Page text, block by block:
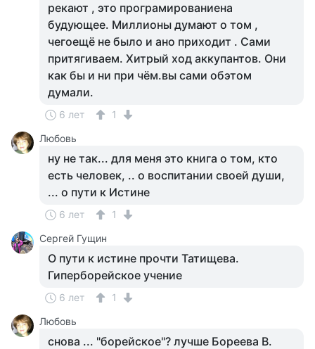
рекают , это програмированиена
будующее. Миллионы думают о том ,
чегоещё не было и ано приходит . Сами
притягиваем. Хитрый ход аккупантов. Они
как бы и ни при чём.вы сами обэтом
думали.
6 лет
1
Любовь
ну не так... для меня это книга о том, кто
есть человек, .. о воспитании своей души,
... о пути к Истине
6 лет
1
Сергей Гущин
О пути к истине прочти Татищева.
Гиперборейское учение
6 лет
1
Любовь
снова ... "борейское"? лучше Бореева В.